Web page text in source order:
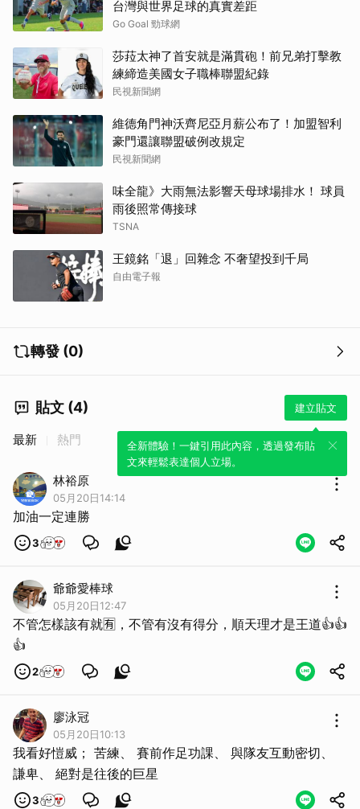
台灣與世界足球的真實差距
Go Goal 勁球網
莎菈太神了首安就是滿貫砲！前兄弟打擊教
練締造美國女子職棒聯盟紀錄
民視新聞網
維德角門神沃齊尼亞月薪公布了！加盟智利
豪門還讓聯盟破例改規定
民視新聞網
味全龍》大雨無法影響天母球場排水！ 球員
雨後照常傳接球
TSNA
王鏡銘「退」回雜念 不奢望投到千局
自由電子報
轉發 (0)
貼文 (4) 建立貼文
全新體驗！一鍵引用此內容，透過發布貼
文來輕鬆表達個人立場。
最新 熱門
林裕原
05月20日14:14
加油一定連勝
3
爺爺愛棒球
05月20日12:47
不管怎樣該有就🈶，不管有沒有得分，順天理才是王道👍👍
👍
2
廖泳冠
05月20日10:13
我看好愷威； 苦練、 賽前作足功課、 與隊友互動密切、
謙卑、 絕對是往後的巨星
3